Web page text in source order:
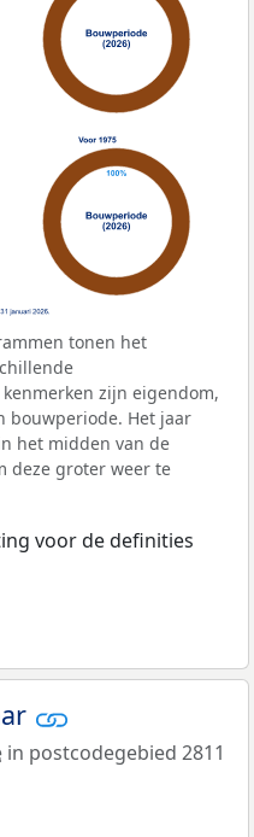
tonen het
zijn eigendom,
bouwperiode. Het jaar
het midden van de
deze groter weer te
voor de definities
in postcodegebied 2811